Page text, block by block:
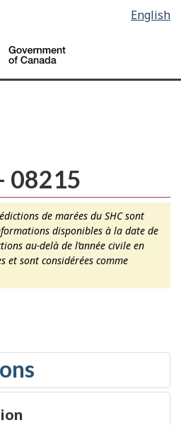
main
content
la
version
HTML
English
08215
de marées du SHC sont
disponibles à la date de
au-delà de l’année civile en
et sont considérées comme